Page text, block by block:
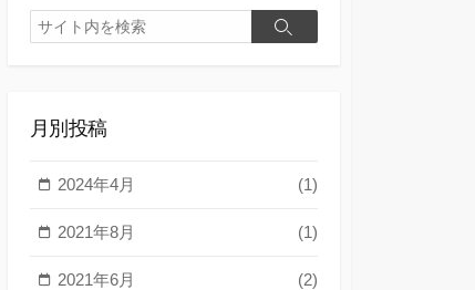
検
索
検
月別投稿
2024年4月 (1)
2021年8月 (1)
2021年6月 (2)